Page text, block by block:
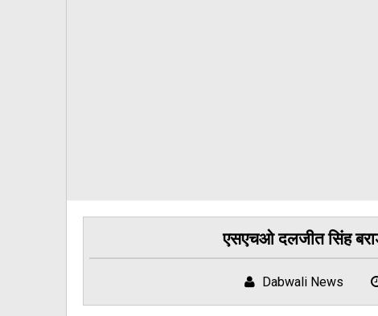
एसएचओ दलजीत सिंह
Dabwali News